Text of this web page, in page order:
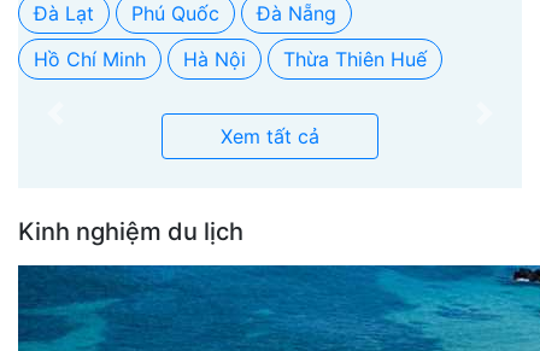
Đà Lạt
Phú Quốc
Đà Nẵng
Hồ Chí Minh
Hà Nội Thừa Thiên Huế
Xem tất cả
Kinh nghiệm du lịch